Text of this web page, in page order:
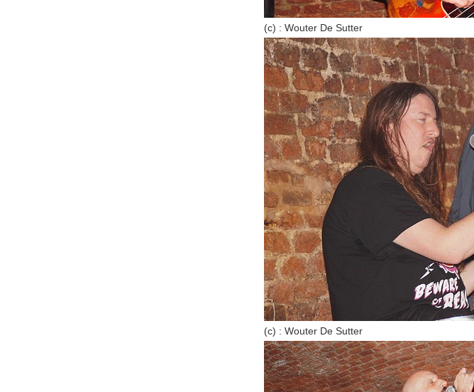
(c) : Wouter De Sutter
(c) : Wouter De Sutter